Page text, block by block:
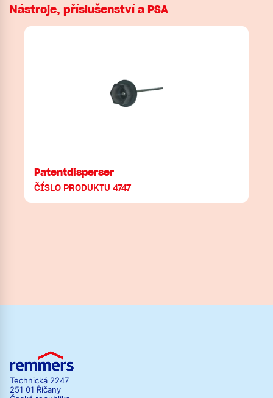
Nástroje, příslušenství a PSA
Patentdisperser
ČÍSLO PRODUKTU 4747
Technická 2247
251 01 Říčany